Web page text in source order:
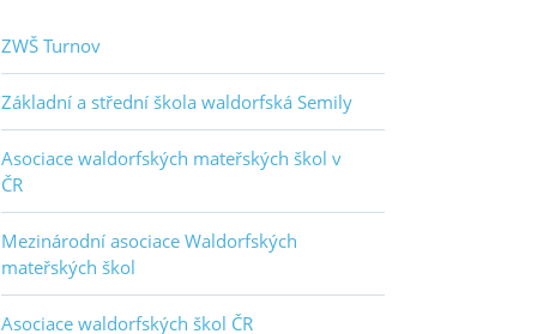
ZWŠ Turnov
Základní a střední škola waldorfská Semily
Asociace waldorfských mateřských škol v
ČR
Mezinárodní asociace Waldorfských
mateřských škol
Asociace waldorfských škol ČR